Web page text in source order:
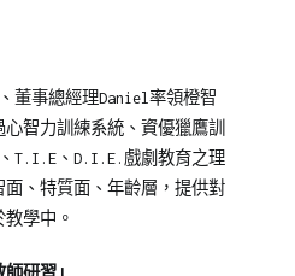
董事總經理Daniel率領橙智
智力訓練系統、資優獵鷹訓
、T.I.E、D.I.E.戲劇教育之理
、特質面、年齡層，提供對
學中。